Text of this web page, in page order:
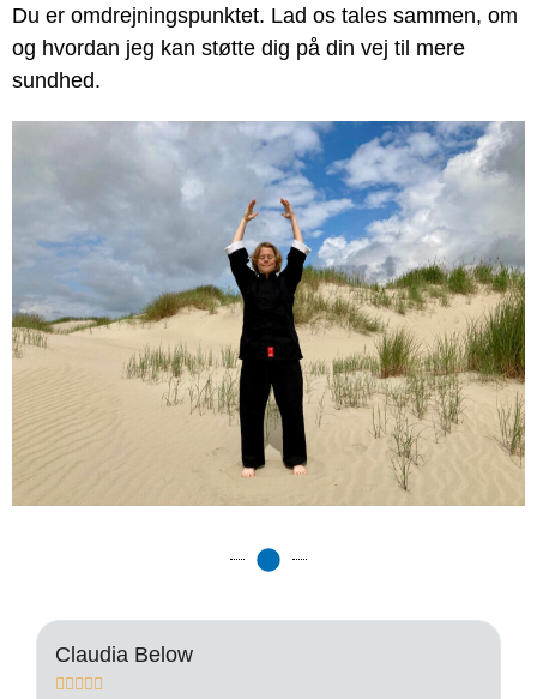
Du er omdrejningspunktet. Lad os tales sammen, om
og hvordan jeg kan støtte dig på din vej til mere
sundhed.
Claudia Below
